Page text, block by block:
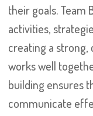
their goals. Team
activities,
creating a
works well
building ensures
communicate